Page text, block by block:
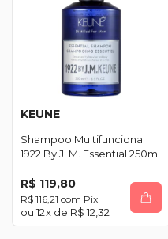
KEUNE
Shampoo Multifuncional
1922 By J. M. Essential 250ml
R$ 119,80
R$ 116,21 com Pix
12x de R$ 12,32